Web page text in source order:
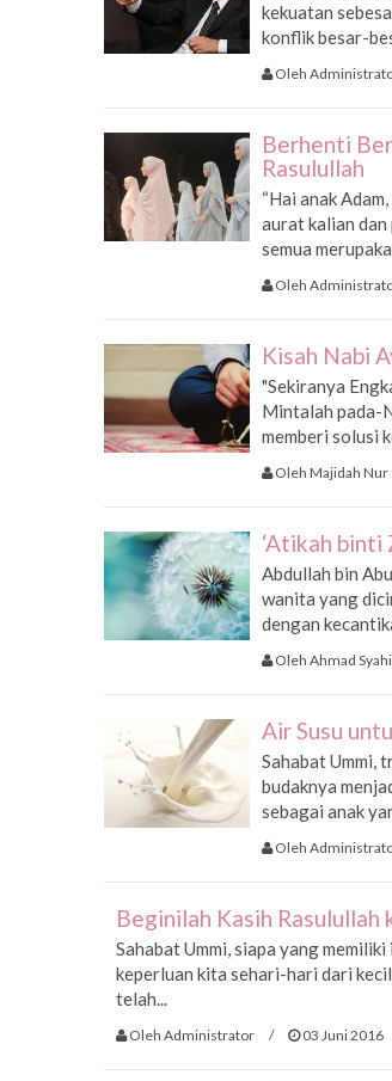
kekuatan
konflik besar-
Oleh
Berhenti
Rasulullah
“Hai anak
aurat kalian dan
semua
Oleh
Kisah Nabi
"Sekiranya
Mintalah pada-
memberi solusi
Oleh Majidah Nur
‘Atikah
Abdullah bin
wanita yang
dengan
Oleh Ahmad
Air Susu
Sahabat Ummi,
budaknya
sebagai anak
Oleh
Beginilah Kasih Rasulullah
Sahabat Ummi, siapa yang
keperluan kita sehari-hari dari
telah...
Oleh Administrator / 03 Juni 2016